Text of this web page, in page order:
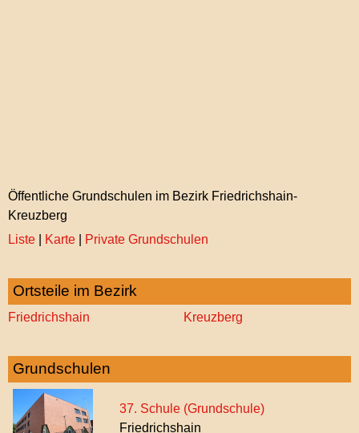
Öffentliche Grundschulen im Bezirk Friedrichshain-
Kreuzberg
Liste
Karte Private Grundschulen
Ortsteile im Bezirk
Friedrichshain Kreuzberg
Grundschulen
37. Schule (Grundschule)
Friedrichshain